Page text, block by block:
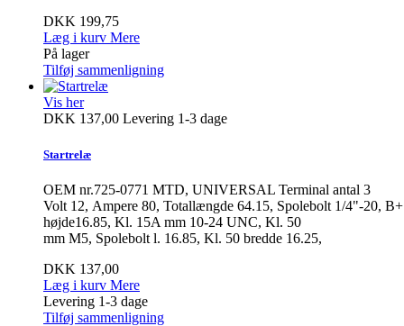
DKK 199,75
Læg i kurv Mere
På lager
Tilføj sammenligning
Vis her
DKK 137,00 Levering 1-3 dage
Startrelæ
OEM nr.725-0771 MTD, UNIVERSAL Terminal antal 3
Volt 12, Ampere 80, Totallængde 64.15, Spolebolt 1/4"-20,
højde16.85, Kl. 15A mm 10-24 UNC, Kl. 50
mm M5, Spolebolt l. 16.85, Kl. 50 bredde 16.25,
DKK 137,00
Læg i kurv Mere
Levering 1-3 dage
Tilføj sammenligning